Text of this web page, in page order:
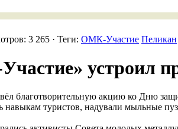
3 265 · Теги: ОМК-Участие Пеликан
устроил
благотворительную акцию ко Дню
навыкам туристов, надували мыльные